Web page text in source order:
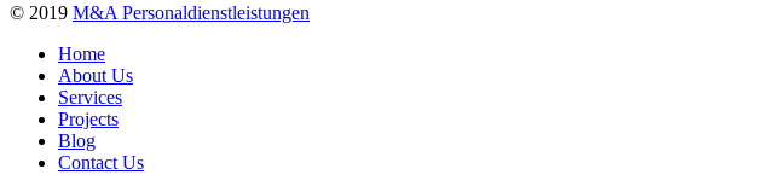
© 2019 M&A Personaldienstleistungen
Home
About Us
Services
Projects
Blog
Contact Us